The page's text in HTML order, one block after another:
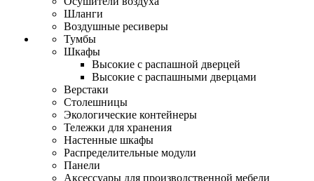
Шланги
Воздушные ресиверы
Тумбы
Шкафы
Высокие с распашной дверцей
Высокие с распашными дверцами
Верстаки
Столешницы
Экологические контейнеры
Тележки для хранения
Настенные шкафы
Распределительные модули
Панели
Аксессуары для производственной мебели